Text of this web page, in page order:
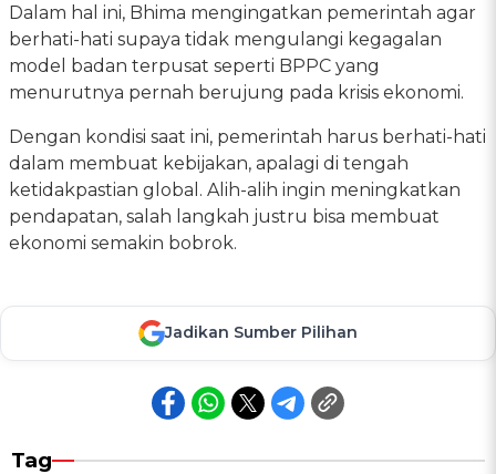
Dalam hal ini, Bhima mengingatkan pemerintah agar
berhati-hati supaya tidak mengulangi kegagalan
model badan terpusat seperti BPPC yang
menurutnya pernah berujung pada krisis ekonomi.
Dengan kondisi saat ini, pemerintah harus berhati-hati
dalam membuat kebijakan, apalagi di tengah
ketidakpastian global. Alih-alih ingin meningkatkan
pendapatan, salah langkah justru bisa membuat
ekonomi semakin bobrok.
Jadikan Sumber Pilihan
Tag